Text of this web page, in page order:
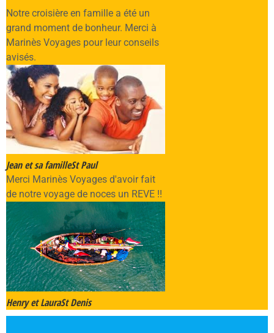
Notre croisière en famille a été un
grand moment de bonheur. Merci à
Marinès Voyages pour leur conseils
avisés.
Jean et sa familleSt Paul
Merci Marinès Voyages d'avoir fait
de notre voyage de noces un REVE !!
Henry et LauraSt Denis